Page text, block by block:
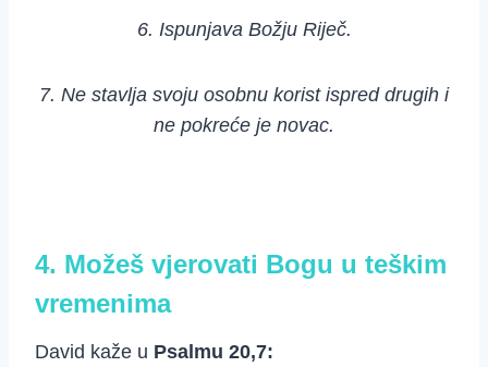
6. Ispunjava Božju Riječ.
7. Ne stavlja svoju osobnu korist ispred drugih i
ne pokreće je novac.
4. Možeš vjerovati Bogu u teškim
vremenima
David kaže u Psalmu 20,7: